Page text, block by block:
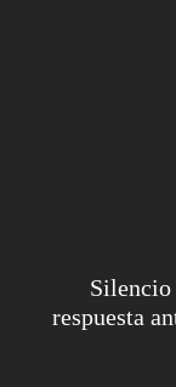
Silencio
respuesta